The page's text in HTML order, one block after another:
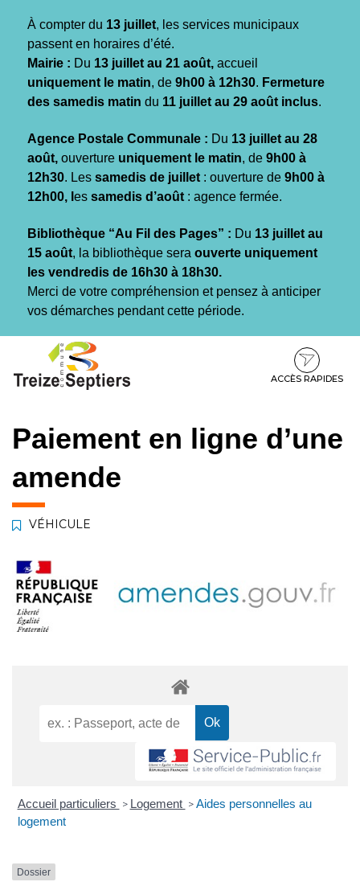
À compter du 13 juillet, les services municipaux
passent en horaires d’été.
Mairie : Du 13 juillet au 21 août, accueil
uniquement le matin, de 9h00 à 12h30. Fermeture
des samedis matin du 11 juillet au 29 août inclus.
Agence Postale Communale : Du 13 juillet au 28
août, ouverture uniquement le matin, de 9h00 à
12h30. Les samedis de juillet : ouverture de 9h00 à
12h00, l es samedis d’août : agence fermée.
Bibliothèque “Au Fil des Pages” : Du 13 juillet au
15 août, la bibliothèque sera ouverte uniquement
les vendredis de 16h30 à 18h30.
Merci de votre compréhension et pensez à anticiper
vos démarches pendant cette période.
contenu
pied
ACCÈS RAPIDES
Paiement en ligne d’une
amende
VÉHICULE
Accueil particuliers > Logement > Aides personnelles au
logement
Dossier